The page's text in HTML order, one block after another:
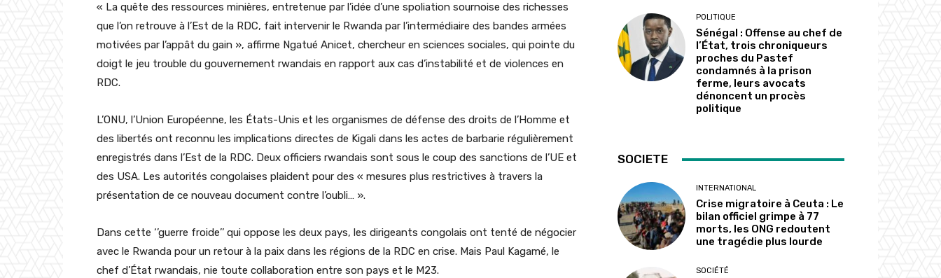
« La quête des ressources minières, entretenue par l’idée d’une spoliation sournoise des richesses
que l’on retrouve à l’Est de la RDC, fait intervenir le Rwanda par l’intermédiaire des bandes armées
motivées par l’appât du gain », affirme Ngatué Anicet, chercheur en sciences sociales, qui pointe du
doigt le jeu trouble du gouvernement rwandais en rapport aux cas d’instabilité et de violences en
RDC.
L’ONU, l’Union Européenne, les États-Unis et les organismes de défense des droits de l’Homme et
des libertés ont reconnu les implications directes de Kigali dans les actes de barbarie régulièrement
enregistrés dans l’Est de la RDC. Deux officiers rwandais sont sous le coup des sanctions de l’UE et
des USA. Les autorités congolaises plaident pour des « mesures plus restrictives à travers la
présentation de ce nouveau document contre l’oubli… ».
Dans cette ‘’guerre froide’’ qui oppose les deux pays, les dirigeants congolais ont tenté de négocier
avec le Rwanda pour un retour à la paix dans les régions de la RDC en crise. Mais Paul Kagamé, le
chef d’État rwandais, nie toute collaboration entre son pays et le M23.
POLITIQUE
Sénégal : Offense au chef de
l’État, trois chroniqueurs
proches du Pastef
condamnés à la prison
ferme, leurs avocats
dénoncent un procès
politique
SOCIETE
INTERNATIONAL
Crise migratoire à Ceuta : Le
bilan officiel grimpe à 77
morts, les ONG redoutent
une tragédie plus lourde
SOCIÉTÉ